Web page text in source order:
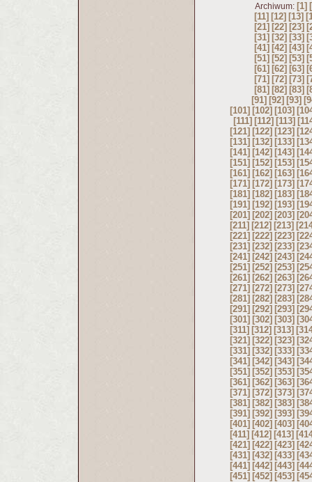
Archiwum: [1]
[11] [12] [13]
[21] [22] [23]
[31] [32] [33]
[41] [42] [43]
[51] [52] [53]
[61] [62] [63]
[71] [72] [73]
[81] [82] [83]
[91] [92] [93]
[101] [102] [103]
[111] [112] [113]
[121] [122] [123]
[131] [132] [133]
[141] [142] [143]
[151] [152] [153]
[161] [162] [163]
[171] [172] [173]
[181] [182] [183]
[191] [192] [193]
[201] [202] [203]
[211] [212] [213]
[221] [222] [223]
[231] [232] [233]
[241] [242] [243]
[251] [252] [253]
[261] [262] [263]
[271] [272] [273]
[281] [282] [283]
[291] [292] [293]
[301] [302] [303]
[311] [312] [313]
[321] [322] [323]
[331] [332] [333]
[341] [342] [343]
[351] [352] [353]
[361] [362] [363]
[371] [372] [373]
[381] [382] [383]
[391] [392] [393]
[401] [402] [403]
[411] [412] [413]
[421] [422] [423]
[431] [432] [433]
[441] [442] [443]
[451] [452] [453]